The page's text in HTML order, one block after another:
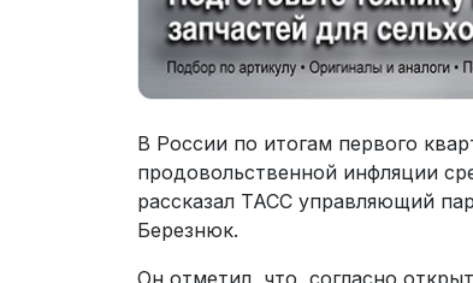
В России по итогам первого
продовольственной инфляции
рассказал ТАСС управляющий
Березнюк.